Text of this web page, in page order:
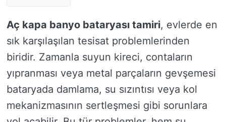
Aç kapa banyo bataryası tamiri, evlerde en
sık karşılaşılan tesisat problemlerinden
biridir. Zamanla suyun kireci, contaların
yıpranması veya metal parçaların gevşemesi
bataryada damlama, su sızıntısı veya kol
mekanizmasının sertleşmesi gibi sorunlara